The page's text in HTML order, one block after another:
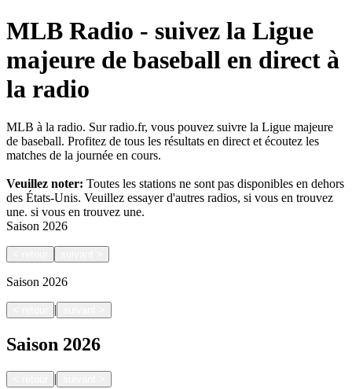
MLB Radio - suivez la Ligue
majeure de baseball en direct à
la radio
MLB à la radio. Sur radio.fr, vous pouvez suivre la Ligue majeure
de baseball. Profitez de tous les résultats en direct et écoutez les
matches de la journée en cours.
Veuillez noter: Toutes les stations ne sont pas disponibles en dehors
des États-Unis. Veuillez essayer d'autres radios, si vous en trouvez
une. si vous en trouvez une.
Saison 2026
Saison 2026
|
Saison 2026
|